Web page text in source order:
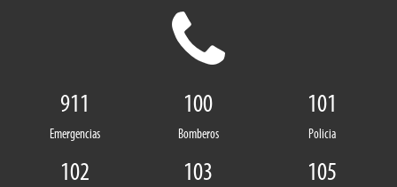
911
Emergencias
100
Bomberos
101
Policia
102 103 105